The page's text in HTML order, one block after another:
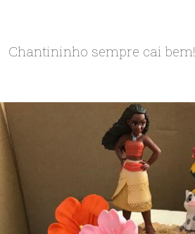
Chantininho sempre cai bem!